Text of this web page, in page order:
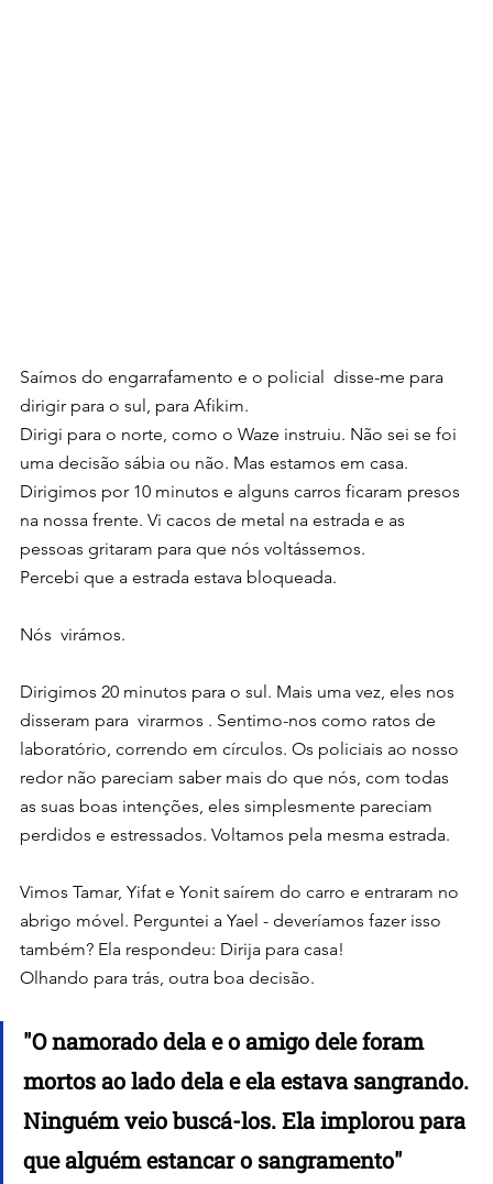
Saímos do engarrafamento e o policial  disse-me para
dirigir para o sul, para Afikim.
Dirigi para o norte, como o Waze instruiu. Não sei se foi
uma decisão sábia ou não. Mas estamos em casa.
Dirigimos por 10 minutos e alguns carros ficaram presos
na nossa frente. Vi cacos de metal na estrada e as
pessoas gritaram para que nós voltássemos.
Percebi que a estrada estava bloqueada.
Nós  virámos.
Dirigimos 20 minutos para o sul. Mais uma vez, eles nos
disseram para  virarmos . Sentimo-nos como ratos de
laboratório, correndo em círculos. Os policiais ao nosso
redor não pareciam saber mais do que nós, com todas
as suas boas intenções, eles simplesmente pareciam
perdidos e estressados. Voltamos pela mesma estrada.
Vimos Tamar, Yifat e Yonit saírem do carro e entraram no
abrigo móvel. Perguntei a Yael - deveríamos fazer isso
também? Ela respondeu: Dirija para casa!
Olhando para trás, outra boa decisão.
"O namorado dela e o amigo dele foram
mortos ao lado dela e ela estava sangrando.
Ninguém veio buscá-los. Ela implorou para
que alguém estancar o sangramento"